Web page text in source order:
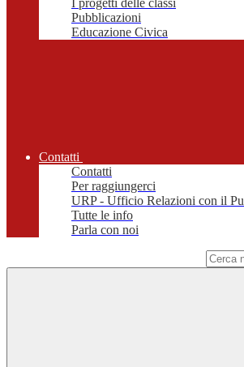
I progetti delle classi
Pubblicazioni
Educazione Civica
Contatti
Contatti
Per raggiungerci
URP - Ufficio Relazioni con il
Tutte le info
Parla con noi